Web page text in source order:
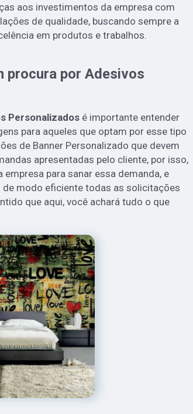
aos investimentos da empresa com
de qualidade, buscando sempre a
em produtos e trabalhos.
procura por Adesivos
Personalizados é importante entender
para aqueles que optam por esse tipo
de Banner Personalizado que devem
apresentadas pelo cliente, por isso,
para sanar essa demanda, e
de modo eficiente todas as solicitações
que aqui, você achará tudo o que